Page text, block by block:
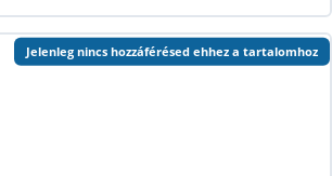
Jelenleg nincs hozzáférésed ehhez a tartalomhoz